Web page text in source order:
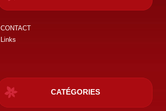
CONTACT
Links
CATÉGORIES